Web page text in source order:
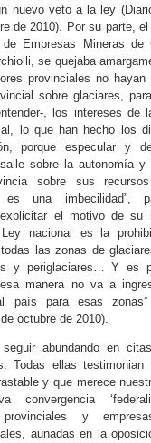
nuevo veto a la ley
de 2010). Por su parte,
Empresas Mineras de
se quejaba
provinciales no hayan
sobre glaciares,
, los intereses de
lo que han hecho los
porque especular y
sobre la autonomía y
sobre sus recursos
es una imbecilidad”,
el motivo de su
nacional es la
las zonas de
y periglaciares… Y es
manera no va a
país para esas
octubre de 2010).
seguir abundando en
Todas ellas testimonian
y que merece
convergencia
provinciales y
aunadas en la